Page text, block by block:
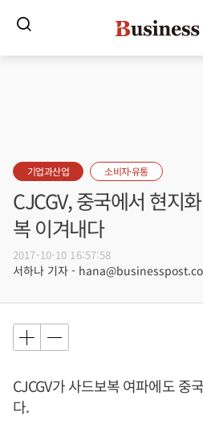
기업과산업 소비자·유통
CJCGV, 중국에서 현지
복 이겨내다
2017-10-10 16:57:58
서하나 기자 -
CJCGV가 사드보복 여파에도 중
다.